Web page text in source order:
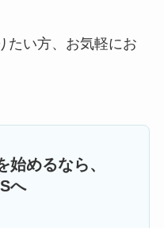
たい方、お気軽にお
始めるなら、
へ